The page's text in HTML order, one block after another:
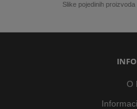
Slike pojedinih
O